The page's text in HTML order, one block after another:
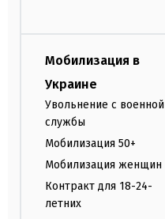
Мобилизация в
Украине
Увольнение с военной
службы
Мобилизация 50+
Мобилизация женщин
Контракт для 18-24-
летних